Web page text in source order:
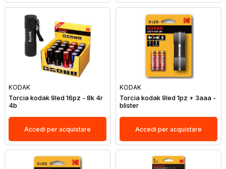
KODAK
Torcia kodak 9led 16pz - 8k 4r
4b
Accedi per acquistare
KODAK
Torcia kodak 9led 1pz + 3aaa -
blister
Accedi per acquistare